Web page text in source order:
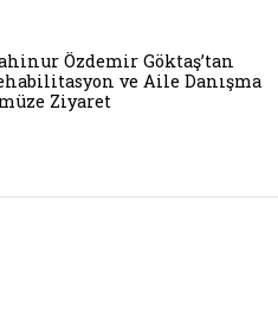
Özdemir Göktaş’tan
ve Aile Danışma
Ziyaret